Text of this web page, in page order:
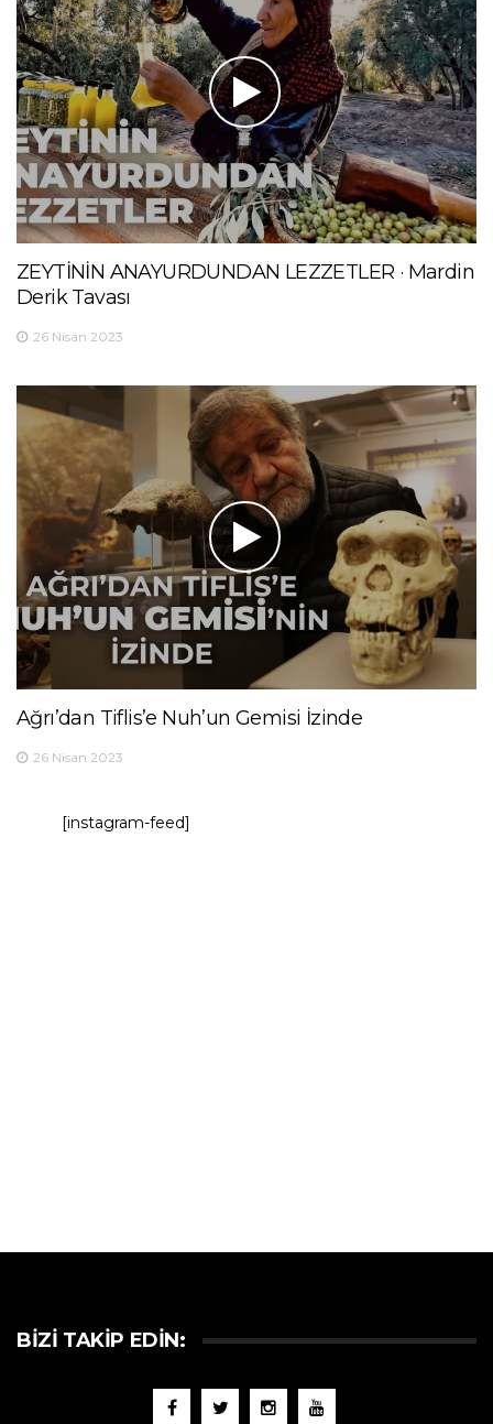
ZEYTİNİN ANAYURDUNDAN LEZZETLER · Mardin
Derik Tavası
26 Nisan 2023
Ağrı’dan Tiflis’e Nuh’un Gemisi İzinde
26 Nisan 2023
[instagram-feed]
BIZI TAKIP EDIN: